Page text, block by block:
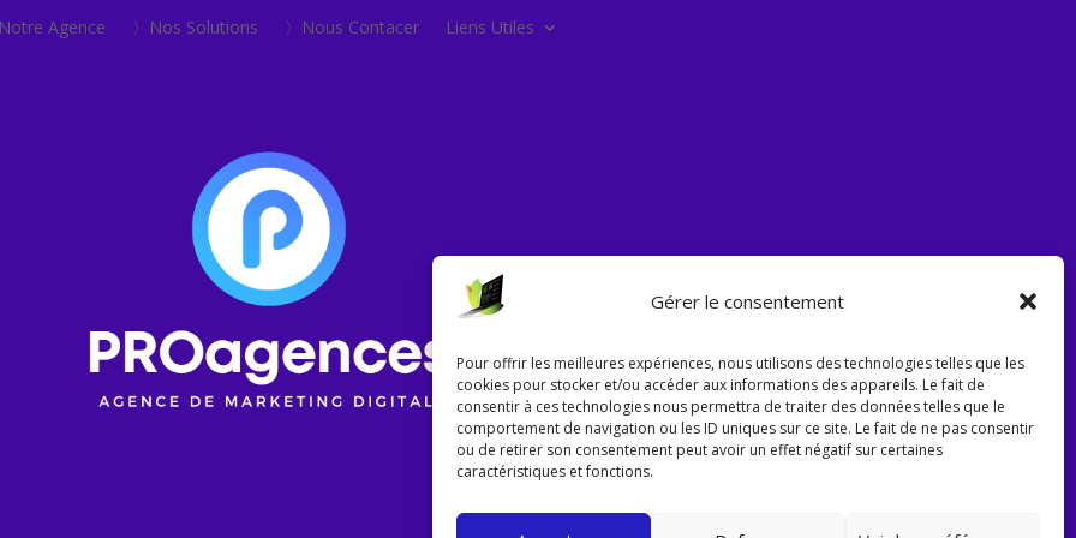
Gérer le consentement
Pour offrir les meilleures expériences, nous utilisons des technologies telles que les
cookies pour stocker et/ou accéder aux informations des appareils. Le fait de
consentir à ces technologies nous permettra de traiter des données telles que le
comportement de navigation ou les ID uniques sur ce site. Le fait de ne pas consentir
ou de retirer son consentement peut avoir un effet négatif sur certaines
caractéristiques et fonctions.
Agence 〉Nos Solutions 〉Nous Contacer Liens Utiles